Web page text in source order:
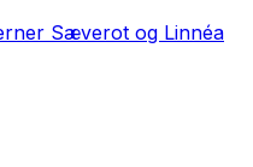
Sæverot og Linnéa